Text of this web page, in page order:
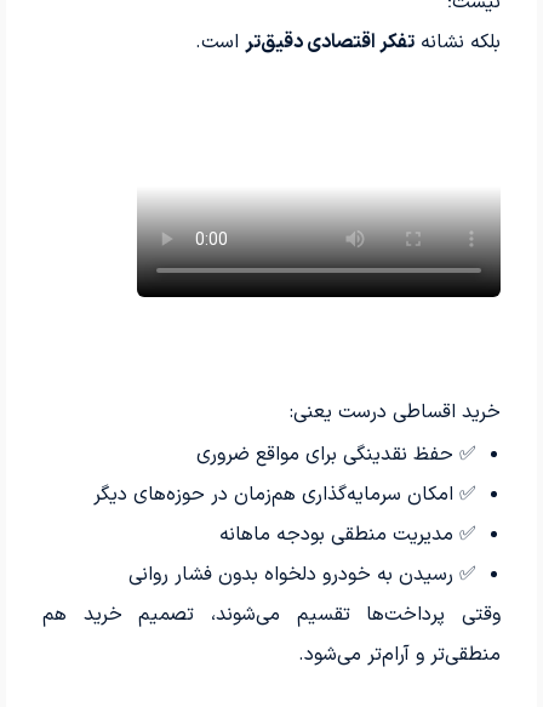
بلکه نشانه تفکر اقتصادی دقیق‌تراست.
خرید اقساطی درست یعنی:
✅ حفظ نقدینگی برای مواقع ضروری
✅ امکان سرمایه‌گذاری هم‌زمان در حوزه‌های دیگر
✅ مدیریت منطقی بودجه ماهانه
✅ رسیدن به خودرو دلخواه بدون فشار روانی
وقتی پرداخت‌ها تقسیم می‌شوند، تصمیم خرید هم
منطقی‌تر و آرام‌تر می‌شود.